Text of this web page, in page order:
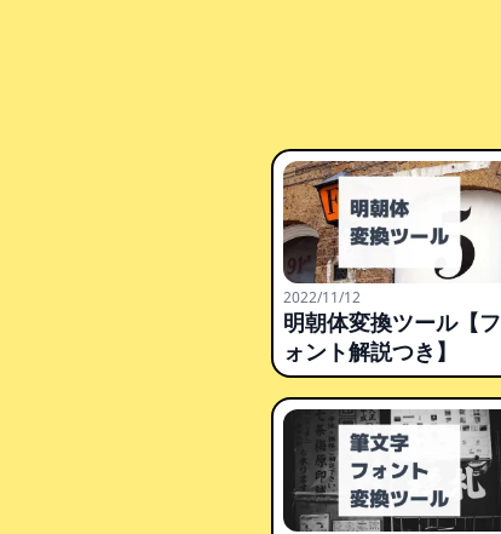
2022/11/12
明朝体変換ツール【フ
ォント解説つき】